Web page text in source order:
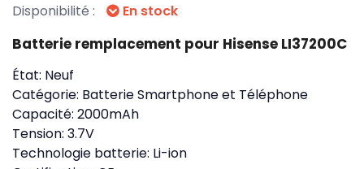
Disponibilité : En stock
Batterie remplacement pour Hisense LI37200C
État: Neuf
Catégorie: Batterie Smartphone et Téléphone
Capacité: 2000mAh
Tension: 3.7V
Technologie batterie: Li-ion